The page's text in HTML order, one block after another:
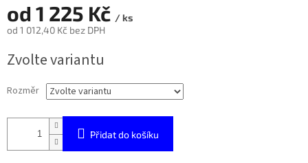
od 1 225 Kč / ks
od 1 012,40 Kč bez DPH
cena:
Zvolte variantu
Rozměr
Přidat do košíku